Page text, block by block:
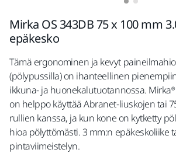
Mirka OS 343DB 75 x 100 mm
epäkesko
Tämä ergonominen ja kevyt
(pölypussilla) on ihanteellinen
ikkuna- ja huonekalutuotannossa. Mirka®
on helppo käyttää Abranet-liuskojen tai
rullien kanssa, ja kun kone on kytketty
hioa pölyttömästi. 3 mm:n epäkeskoliike
pintaviimeistelyn.